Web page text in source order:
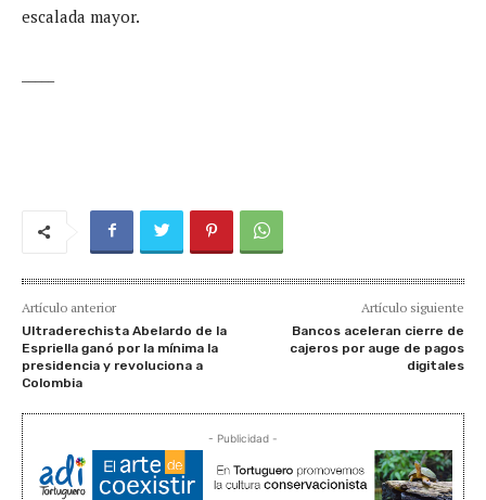
escalada mayor.
Artículo anterior
Ultraderechista Abelardo de la
Espriella ganó por la mínima la
presidencia y revoluciona a
Colombia
Artículo siguiente
Bancos aceleran cierre de
cajeros por auge de pagos
digitales
- Publicidad -